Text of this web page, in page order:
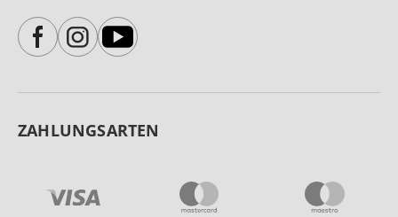
ZAHLUNGSARTEN